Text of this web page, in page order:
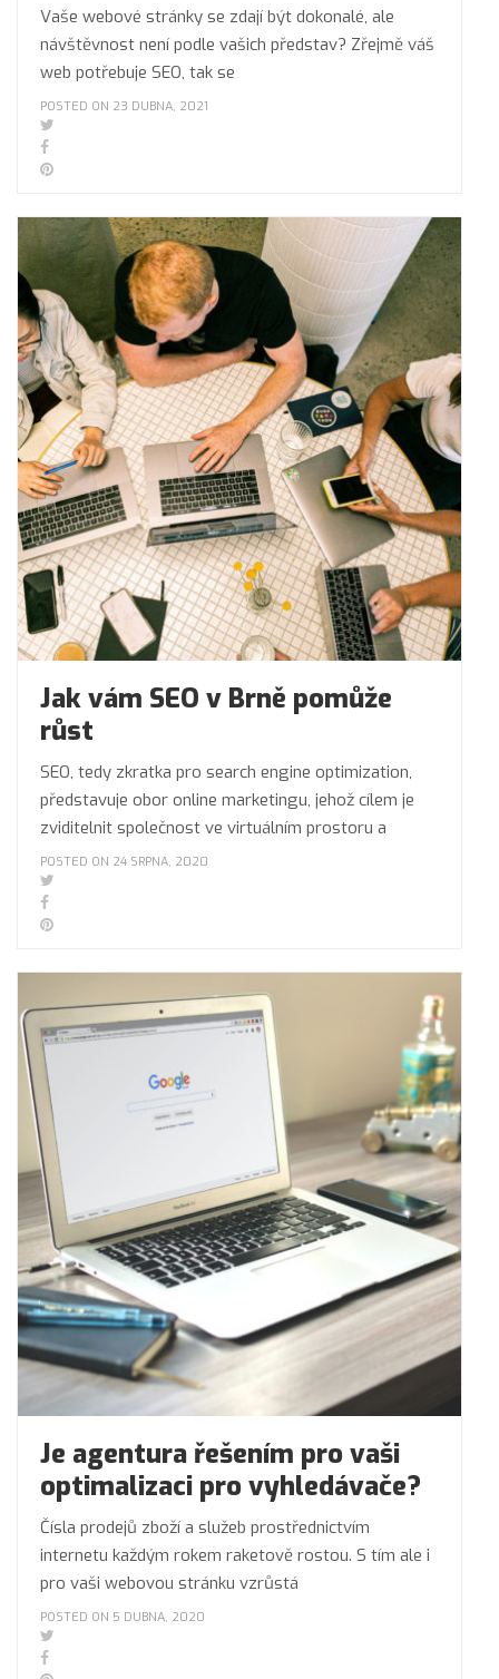
Vaše webové stránky se zdají být dokonalé, ale
návštěvnost není podle vašich představ? Zřejmě váš
web potřebuje SEO, tak se
POSTED ON 23 DUBNA, 2021
Jak vám SEO v Brně pomůže
růst
SEO, tedy zkratka pro search engine optimization,
představuje obor online marketingu, jehož cílem je
zviditelnit společnost ve virtuálním prostoru a
POSTED ON 24 SRPNA, 2020
Je agentura řešením pro vaši
optimalizaci pro vyhledávače?
Čísla prodejů zboží a služeb prostřednictvím
internetu každým rokem raketově rostou. S tím ale i
pro vaši webovou stránku vzrůstá
POSTED ON 5 DUBNA, 2020